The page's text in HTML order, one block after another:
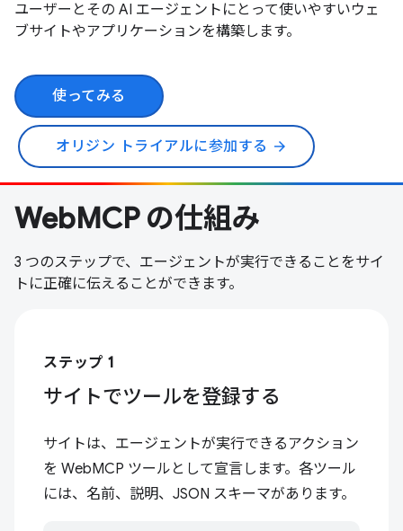
ユーザーとその AI エージェントにとって使いやすいウェ
ブサイトやアプリケーションを構築します。
使ってみる
オリジン トライアルに参加する arrow_forward
WebMCP の仕組み
3 つのステップで、エージェントが実行できることをサイ
トに正確に伝えることができます。
ステップ 1
サイトでツールを登録する
サイトは、エージェントが実行できるアクション
を WebMCP ツールとして宣言します。各ツール
には、名前、説明、JSON スキーマがあります。